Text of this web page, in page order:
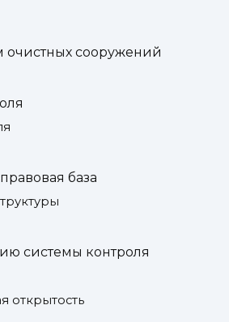
очистных сооружений
база
системы контроля
открытость